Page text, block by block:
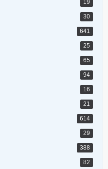
19
30
641
25
65
94
16
21
614
29
388
82